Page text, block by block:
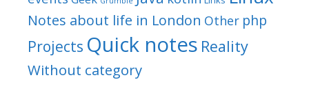
Notes about life in London Other php
Projects Quick notes Reality
Without category